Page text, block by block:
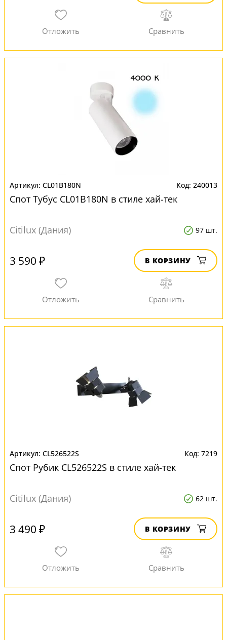
CL01B180N 240013
Спот Тубус CL01B180N в стиле хай-тек
Citilux (Дания) 97 шт.
3 590 ₽ В КОРЗИНУ
CL526522S 7219
Спот Рубик CL526522S в стиле хай-тек
Citilux (Дания) 62 шт.
3 490 ₽ В КОРЗИНУ